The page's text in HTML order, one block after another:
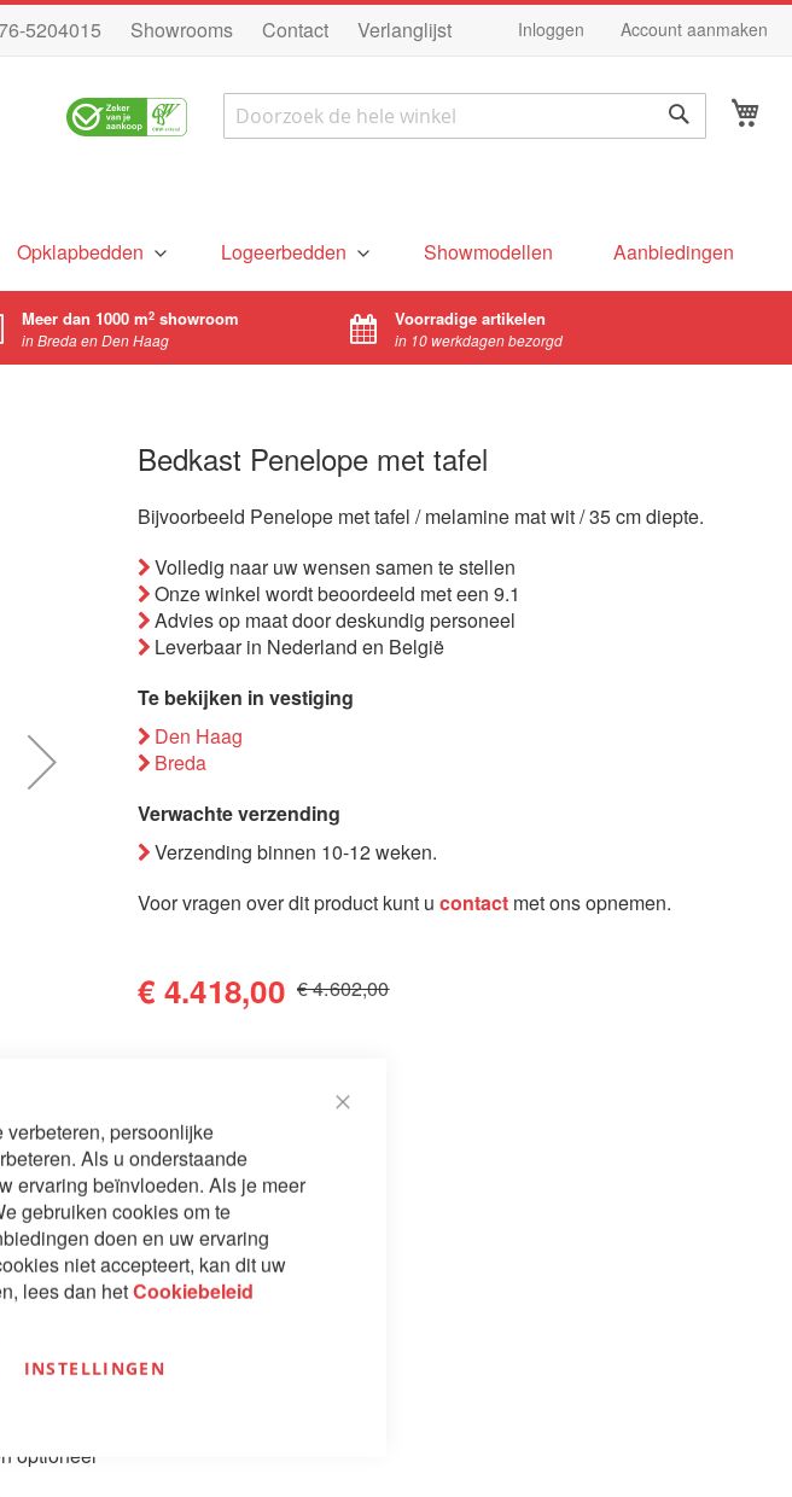
persoonlijke
Als u onderstaande
ervaring beïnvloeden. Als je meer
gebruiken cookies om te
doen en uw ervaring
niet accepteert, kan dit uw
lees dan hetCookiebeleid
INSTELLINGEN
Ga
5204015 Showrooms Contact Verlanglijst Inloggen Account aanmaken
Zoek
Zoek
Opklapbedden Logeerbedden Showmodellen Aanbiedingen
Meer dan 1000 m2 showroom
in Breda en Den Haag
Voorradige artikelen
in 10 werkdagen bezorgd
Bedkast Penelope met tafel
Bijvoorbeeld Penelope met tafel / melamine mat wit / 35 cm diepte.
Volledig naar uw wensen samen te stellen
Onze winkel wordt beoordeeld met een 9.1
Advies op maat door deskundig personeel
Leverbaar in Nederland en België
Te bekijken in vestiging
Den Haag
Breda
Verwachte verzending
Verzending binnen 10-12 weken.
Voor vragen over dit product kunt ucontact met ons opnemen.
€ 4.418,00 € 4.602,00
in de zijden
optioneel